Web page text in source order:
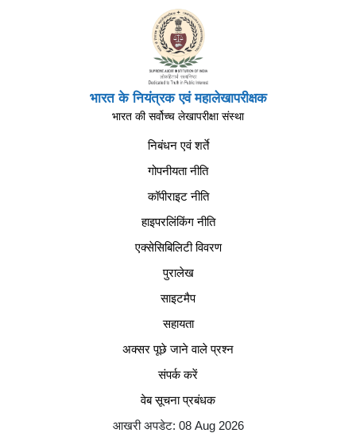
भारत के नियंत्रक एवं महालेखापरीक्षक
भारत की सर्वोच्च लेखापरीक्षा संस्था
निबंधन एवं शर्ते
गोपनीयता नीति
कॉपीराइट नीति
हाइपरलिंकिंग नीति
एक्सेसिबिलिटी विवरण
पुरालेख
साइटमैप
सहायता
अक्सर पूछे जाने वाले प्रश्न
संपर्क करें
वेब सूचना प्रबंधक
आखरी अपडेट: 08 Aug 2026